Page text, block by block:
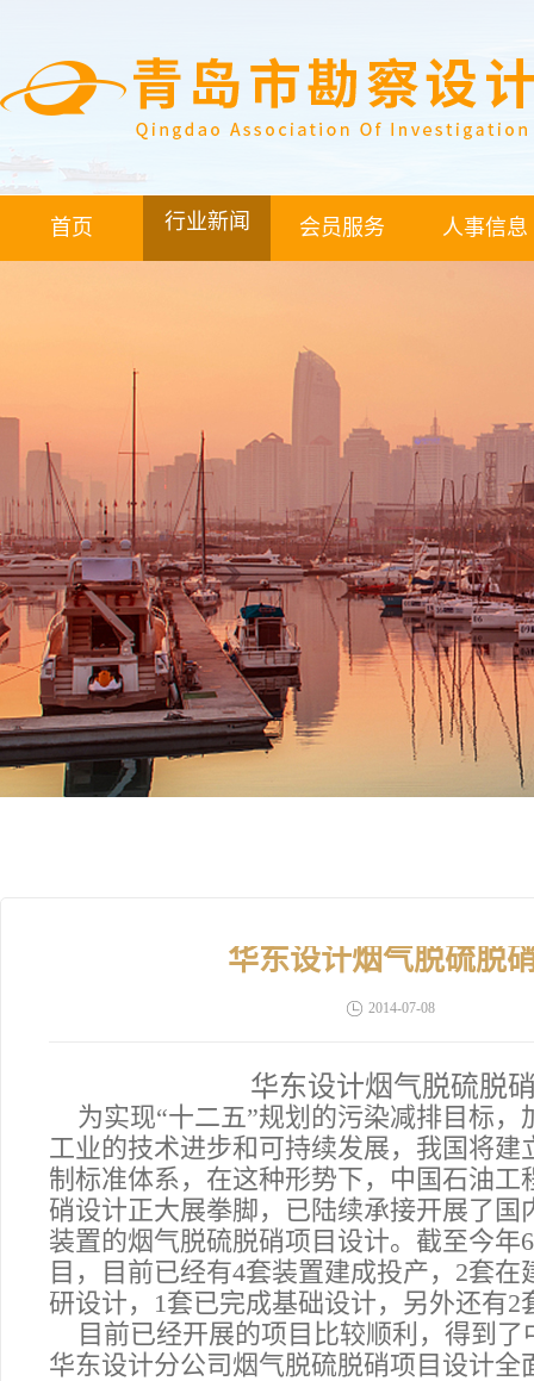
首页 行业新闻 会员服务 人事信息
华东设计烟气脱硫脱
2014-07-08
华东设计烟气脱硫脱
为实现“十二五”规划的污染减排目标，
工业的技术进步和可持续发展，我国将
制标准体系，在这种形势下，中国石油
硝设计正大展拳脚，已陆续承接开展了
装置的烟气脱硫脱硝项目设计。截至今
目，目前已经有4套装置建成投产，2套
研设计，1套已完成基础设计，另外还有2
目前已经开展的项目比较顺利，得到了
华东设计分公司烟气脱硫脱硝项目设计